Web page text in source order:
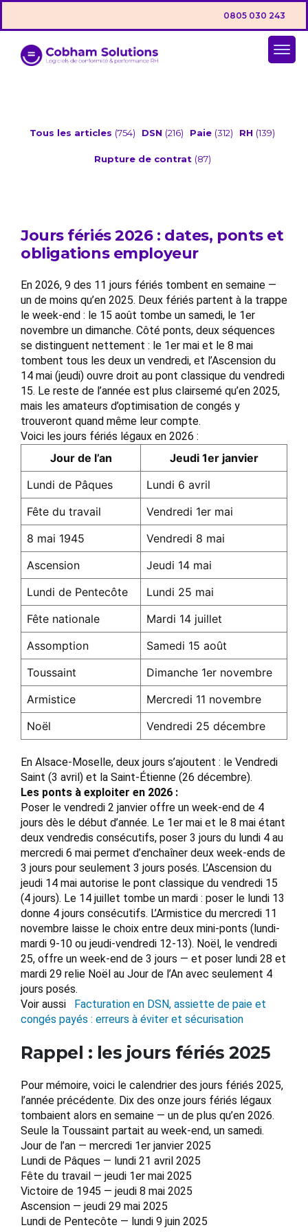
0805 030 243
Tous les articles (754) DSN (216) Paie (312) RH (139)
Rupture de contrat (87)
Jours fériés 2026 : dates, ponts et
obligations employeur
En 2026, 9 des 11 jours fériés tombent en semaine —
un de moins qu’en 2025. Deux fériés partent à la trappe
le week-end : le 15 août tombe un samedi, le 1er
novembre un dimanche. Côté ponts, deux séquences
se distinguent nettement : le 1er mai et le 8 mai
tombent tous les deux un vendredi, et l’Ascension du
14 mai (jeudi) ouvre droit au pont classique du vendredi
15. Le reste de l’année est plus clairsemé qu’en 2025,
mais les amateurs d’optimisation de congés y
trouveront quand même leur compte.
Voici les jours fériés légaux en 2026 :
Jour de l’an
Jeudi 1er janvier
Lundi de Pâques
Lundi 6 avril
Fête du travail
Vendredi 1er mai
8 mai 1945
Vendredi 8 mai
Ascension
Jeudi 14 mai
Lundi de Pentecôte
Lundi 25 mai
Fête nationale
Mardi 14 juillet
Assomption
Samedi 15 août
Toussaint
Dimanche 1er novembre
Armistice
Mercredi 11 novembre
Noël
Vendredi 25 décembre
En Alsace-Moselle, deux jours s’ajoutent : le Vendredi
Saint (3 avril) et la Saint-Étienne (26 décembre).
Les ponts à exploiter en 2026 :
Poser le vendredi 2 janvier offre un week-end de 4
jours dès le début d’année. Le 1er mai et le 8 mai étant
deux vendredis consécutifs, poser 3 jours du lundi 4 au
mercredi 6 mai permet d’enchaîner deux week-ends de
3 jours pour seulement 3 jours posés. L’Ascension du
jeudi 14 mai autorise le pont classique du vendredi 15
(4 jours). Le 14 juillet tombe un mardi : poser le lundi 13
donne 4 jours consécutifs. L’Armistice du mercredi 11
novembre laisse le choix entre deux mini-ponts (lundi-
mardi 9-10 ou jeudi-vendredi 12-13). Noël, le vendredi
25, offre un week-end de 3 jours — et poser lundi 28 et
mardi 29 relie Noël au Jour de l’An avec seulement 4
jours posés.
Voir aussi
Facturation en DSN, assiette de paie et
congés payés : erreurs à éviter et sécurisation
Rappel : les jours fériés 2025
Pour mémoire, voici le calendrier des jours fériés 2025,
l’année précédente. Dix des onze jours fériés légaux
tombaient alors en semaine — un de plus qu’en 2026.
Seule la Toussaint partait au week-end, un samedi.
Jour de l’an — mercredi 1er janvier 2025
Lundi de Pâques — lundi 21 avril 2025
Fête du travail — jeudi 1er mai 2025
Victoire de 1945 — jeudi 8 mai 2025
Ascension — jeudi 29 mai 2025
Lundi de Pentecôte — lundi 9 juin 2025